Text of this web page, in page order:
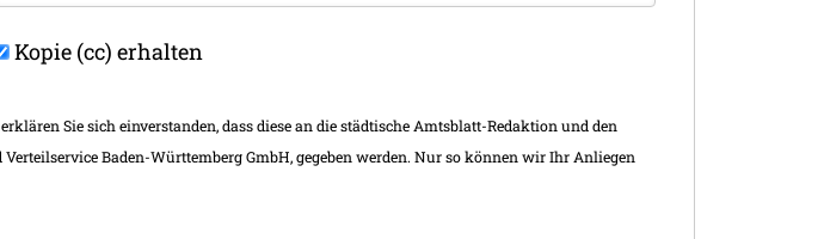
Kopie (cc) erhalten
diese an die städtische Amtsblatt-Redaktion und den